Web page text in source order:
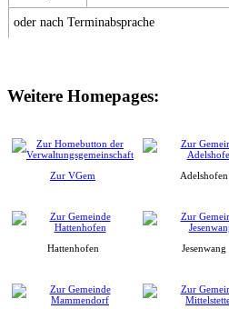
oder nach Terminabsprache
Weitere Homepages:
Zur VGem Adelshofen
Hattenhofen Jesenwang